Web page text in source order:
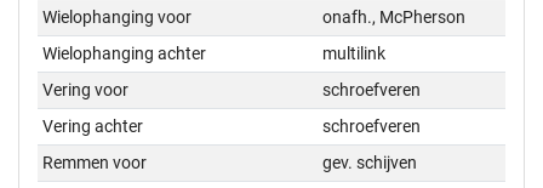
Wielophanging voor
onafh., McPherson
Wielophanging achter
multilink
Vering voor
schroefveren
Vering achter
schroefveren
Remmen voor
gev. schijven